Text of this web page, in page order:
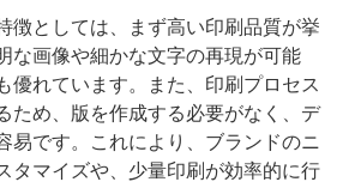
徴としては、まず高い印刷品質が挙
な画像や細かな文字の再現が可能
優れています。また、印刷プロセス
ため、版を作成する必要がなく、デ
易です。これにより、ブランドのニ
タマイズや、少量印刷が効率的に行